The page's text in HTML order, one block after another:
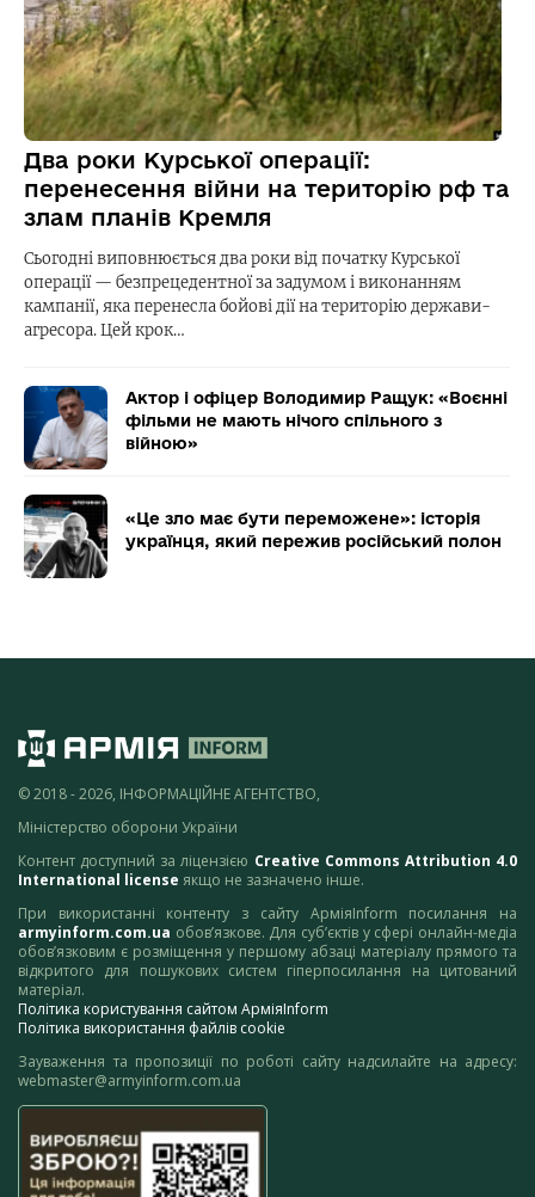
Два роки Курської операції:
перенесення війни на територію рф та
злам планів Кремля
Сьогодні виповнюється два роки від початку Курської
операції — безпрецедентної за задумом і виконанням
кампанії, яка перенесла бойові дії на територію держави-
агресора. Цей крок…
Актор і офіцер Володимир Ращук: «Воєнні
фільми не мають нічого спільного з
війною»
«Це зло має бути переможене»: історія
українця, який пережив російський полон
© 2018 - 2026, ІНФОРМАЦІЙНЕ АГЕНТСТВО,
Міністерство оборони України
Контент доступний за ліцензією Creative Commons Attribution 4.0
International license якщо не зазначено інше.
При використанні контенту з сайту АрміяInform посилання на
armyinform.com.ua обов’язкове. Для суб’єктів у сфері онлайн-медіа
обов’язковим є розміщення у першому абзаці матеріалу прямого та
відкритого для пошукових систем гіперпосилання на цитований
матеріал.
Політика користування сайтом АрміяInform
Політика використання файлів cookie
Зауваження та пропозиції по роботі сайту надсилайте на адресу:
webmaster@armyinform.com.ua